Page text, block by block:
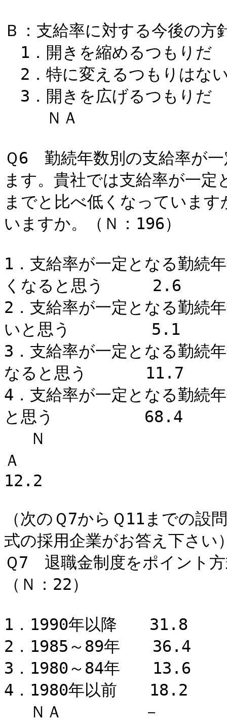
Ｂ：支給率に対する今後の方
1．開きを縮めるつ
2．特に変えるつもり
3．開きを広げるつ
ＮＡ
Ｑ6 勤続年数別の支給率が
ます。貴社では支給率が一定
までと比べ低くなっていま
いますか。（Ｎ：196）
1．支給率が一定となる勤続
くなると思う 2.6
2．支給率が一定となる勤続
いと思う 5.1
3．支給率が一定となる勤続
なると思う 11.7
4．支給率が一定となる勤続
と思う 68.4
Ｎ
12.2
（次のＱ7からＱ11までの設
式の採用企業がお答え下さい
Ｑ7 退職金制度をポイント
（Ｎ：22）
1．1990年以降 31.8
2．1985～89年 36.4
3．1980～84年 13.6
4．1980年以前 18.2
ＮＡ －